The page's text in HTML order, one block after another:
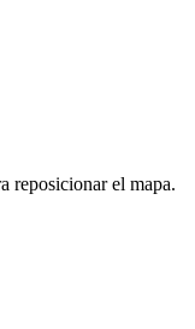
reposicionar el mapa.